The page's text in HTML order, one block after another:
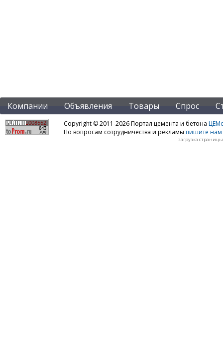
Компании Объявления Товары Спрос
Copyright © 2011-2026 Портал цемента и бетона
По вопросам сотрудничества и рекламы пишите нам
загрузка